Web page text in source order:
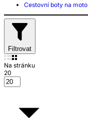
Cestovní boty na moto
Filtrovat
Na stránku
20